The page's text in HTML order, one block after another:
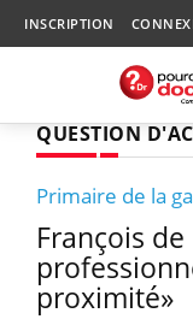
INSCRIPTION
QUESTION
Primaire de la
François
proximité»